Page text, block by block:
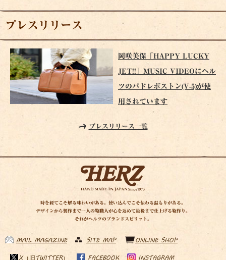
プレスリリース
岡咲美保「HAPPY LUCKY
JET!!」MUSIC VIDEOにヘル
ツのパドレボストン(V-5)が使
用されています
プレスリリース一覧
時を経てこそ解る味わいがある。使い込んでこそ伝わる温もりがある。
デザインから製作まで一人の鞄職人が心を込めて最後まで仕上げる鞄作り。
それがヘルツのブランドスピリット。
MAIL MAGAZINE SITE MAP ONLINE SHOP
X（旧TWITTER） FACEBOOK INSTAGRAM